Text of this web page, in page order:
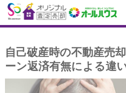
自己破産時の不動産売
ーン返済有無による違